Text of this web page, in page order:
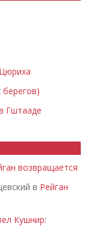
Гштааде
возвращается
в Рейган
Кушнир: